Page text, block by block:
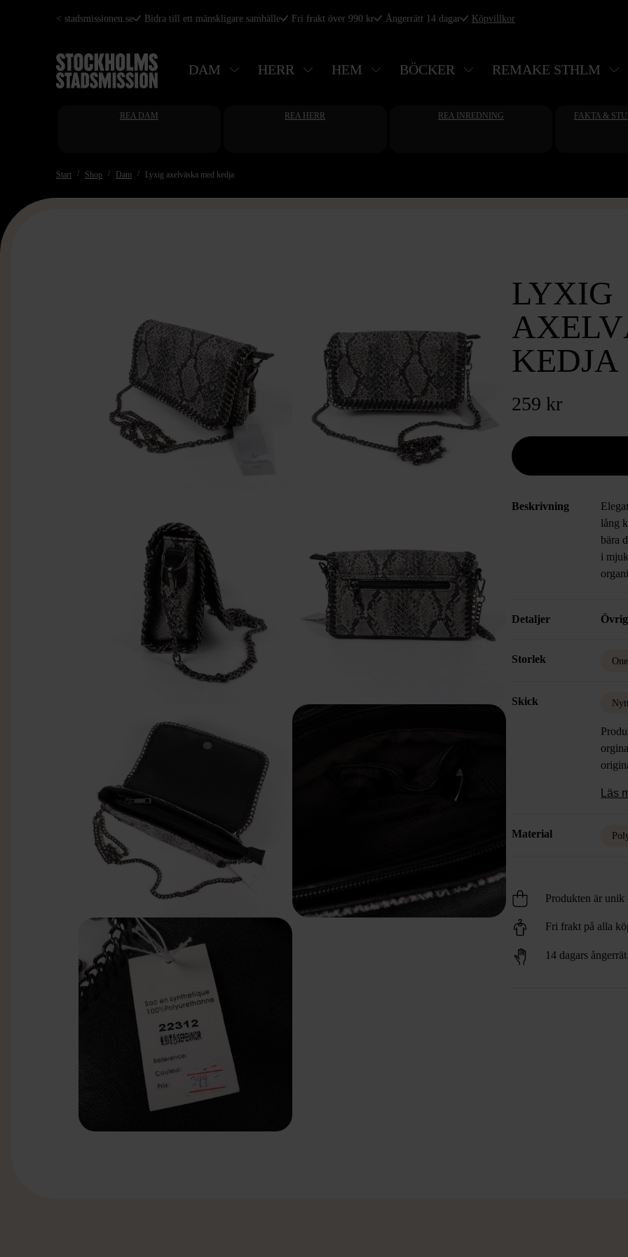
Hoppa
huvudinnehåll
< stadsmissionen.se Bidra till ett mänskligare samhälle Fri frakt över 990 kr Ångerrätt 14 dagar Köpvillkor
DAM HERR HEM BÖCKER REMAKE STHLM
REA DAM REA HERR REA INREDNING FAKTA &
Start Shop Dam Lyxig axelväska med kedja
LYXIG
KEDJA
259 kr
Beskrivning
lång
bära
i
Detaljer
Storlek
Skick
Läs
Material
Produkten är unik
Fri frakt på alla
14 dagars